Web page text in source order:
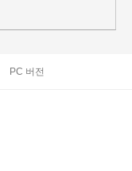
PC 버전